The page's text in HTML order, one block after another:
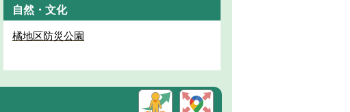
自然・文化
橘地区防災公園